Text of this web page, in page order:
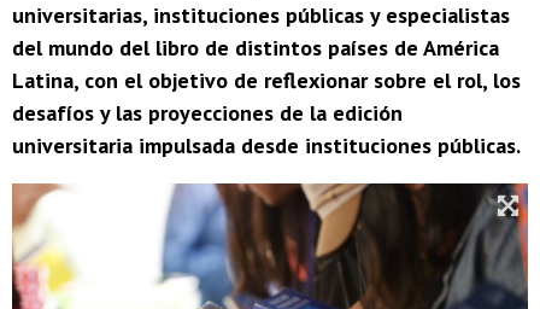
universitarias, instituciones públicas y especialistas
del mundo del libro de distintos países de América
Latina, con el objetivo de reflexionar sobre el rol, los
desafíos y las proyecciones de la edición
universitaria impulsada desde instituciones públicas.